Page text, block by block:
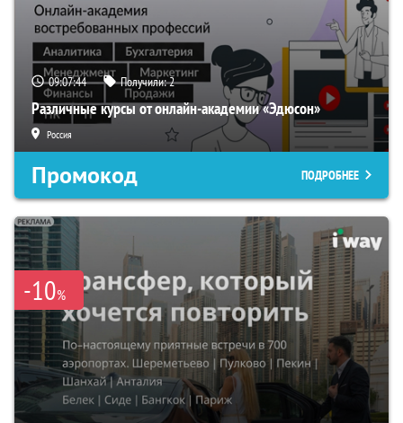
09:07:43 Получили:2
Различные курсы от онлайн-академии «Эдюсон»
Россия
Промокод ПОДРОБНЕЕ
-10%